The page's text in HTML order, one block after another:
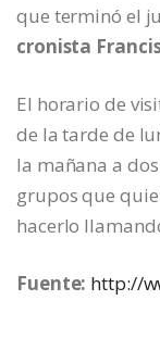
que terminó el
cronista
El horario de
de la tarde de
la mañana a
grupos que
hacerlo
Fuente: http://